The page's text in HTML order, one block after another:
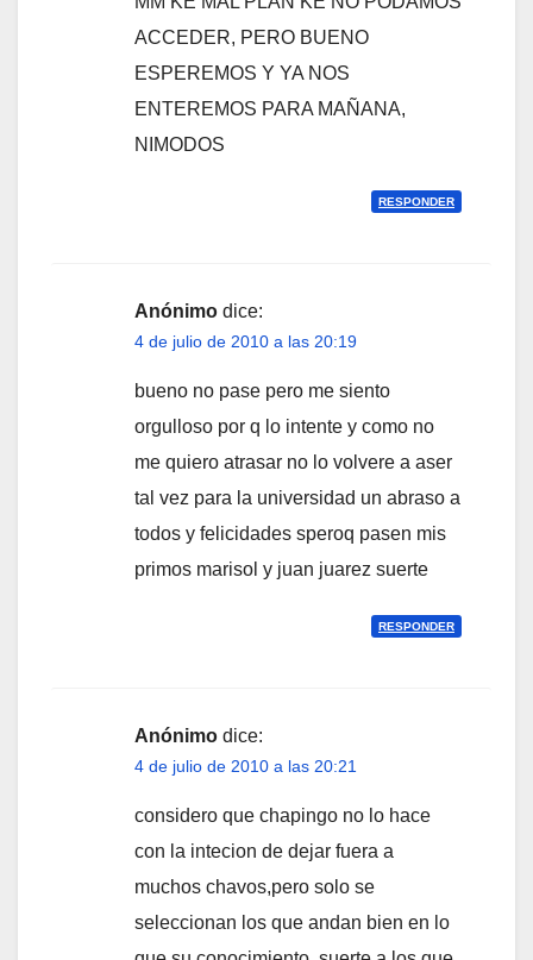
ACCEDER, PERO BUENO
ESPEREMOS Y YA NOS
ENTEREMOS PARA MAÑANA,
NIMODOS
RESPONDER
Anónimo dice:
4 de julio de 2010 a las 20:19
bueno no pase pero me siento
orgulloso por q lo intente y como no
me quiero atrasar no lo volvere a aser
tal vez para la universidad un abraso a
todos y felicidades speroq pasen mis
primos marisol y juan juarez suerte
RESPONDER
Anónimo dice:
4 de julio de 2010 a las 20:21
considero que chapingo no lo hace
con la intecion de dejar fuera a
muchos chavos,pero solo se
seleccionan los que andan bien en lo